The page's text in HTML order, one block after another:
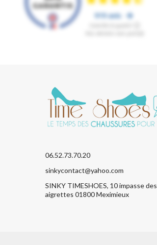
06.52.73.70.20
sinkycontact@yahoo.com
SINKY TIMESHOES, 10 impasse des
aigrettes 01800 Meximieux